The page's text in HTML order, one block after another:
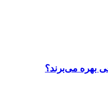
بهره می‌برند؟